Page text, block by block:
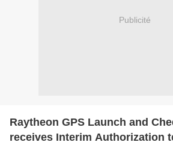
Publicité
Raytheon GPS Launch and
receives Interim Authorization